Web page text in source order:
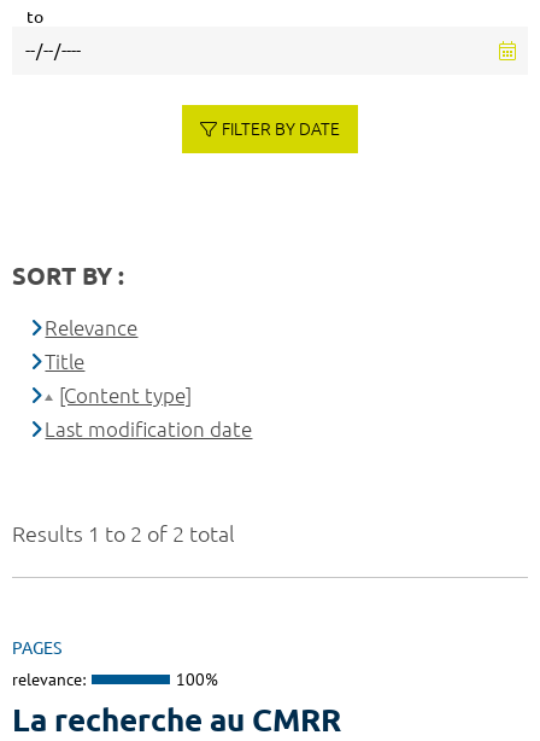
Results 1 to 2 of 2 total
PAGES
relevance: 100%
La recherche au CMRR
to
FILTER BY DATE
SORT BY :
Relevance
Title
[Content type]
Last modification date